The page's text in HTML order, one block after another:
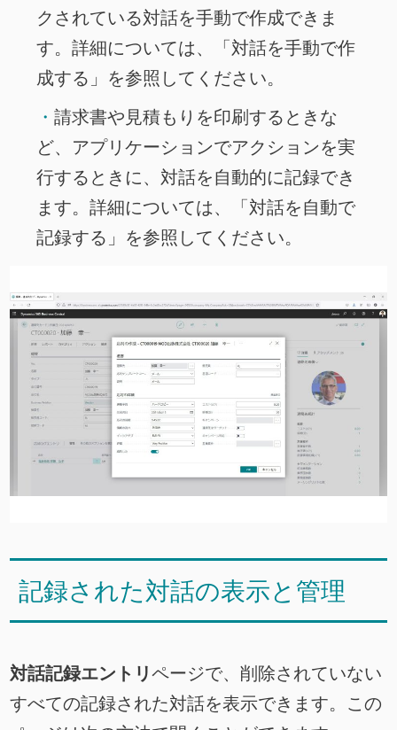
クされている対話を手動で作成できま
す。詳細については、「対話を手動で作
成する 」を参照してください。
請求書や見積もりを印刷するときな
ど、アプリケーションでアクションを実
行するときに、対話を自動的に記録でき
ます。詳細については、「対話を自動で
記録する 」を参照してください。
記録された対話の表示と管理
対話記録エントリページで、削除されていない
すべての記録された対話を表示できます。この